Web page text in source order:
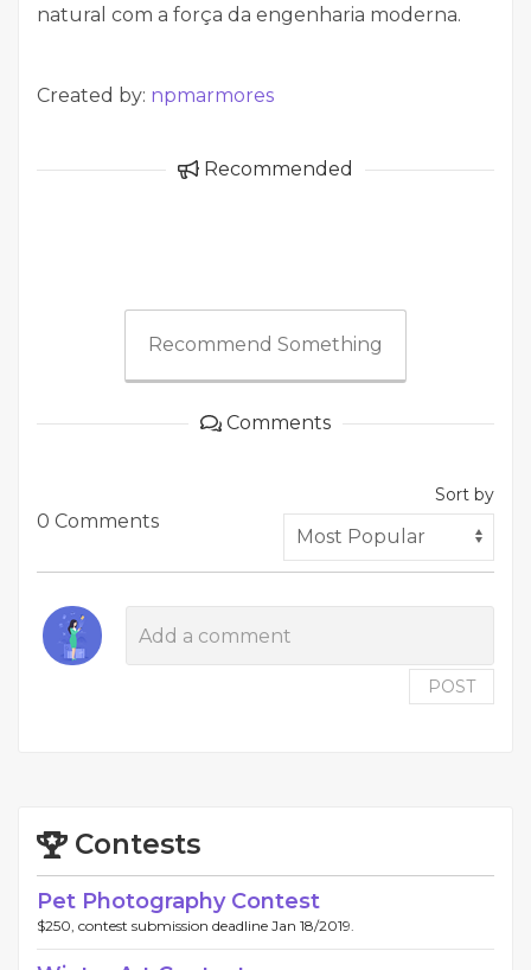
natural com a força da engenharia moderna.
Created by: npmarmores
Recommended
Recommend Something
Comments
0 Comments
Sort by
POST
Contests
Pet Photography Contest
$250, contest submission deadline Jan 18/2019.